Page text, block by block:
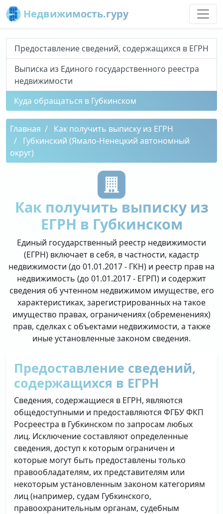
Недвижимость.гуру
Предоставление сведений, содержащихся в ЕГРН
Выписка из Единого государственного реестра
недвижимости
Куда обращаться в Губкинском
Главная
Как получить выписку из ЕГРН
Губкинский (Ямало-Ненецкий автономный
округ)
Как получить выписку из
ЕГРН в Губкинском
Единый государственный реестр недвижимости
(ЕГРН) включает в себя, в частности, кадастр
недвижимости (до 01.01.2017 - ГКН) и реестр прав на
недвижимость (до 01.01.2017 - ЕГРП) и содержит
сведения об учтенном недвижимом имуществе, его
характеристиках, зарегистрированных на такое
имущество правах, ограничениях (обременениях)
прав, сделках с объектами недвижимости, а также
иные установленные законом сведения.
Предоставление сведений,
содержащихся в ЕГРН
Сведения, содержащиеся в ЕГРН, являются
общедоступными и предоставляются ФГБУ ФКП
Росреестра в Губкинском по запросам любых
лиц. Исключение составляют определенные
сведения, доступ к которым ограничен и
которые могут быть предоставлены только
правообладателям, их представителям или
некоторым установленным законом категориям
лиц (например, судам Губкинского,
правоохранительным органам, судебным